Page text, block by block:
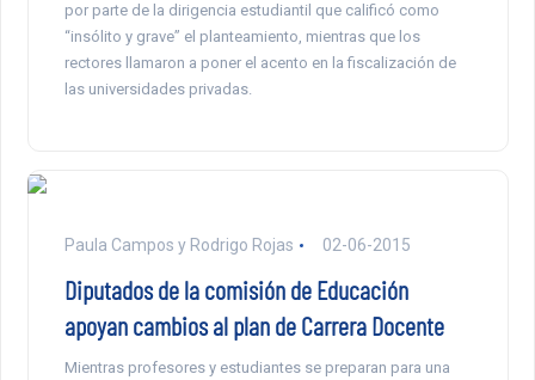
por parte de la dirigencia estudiantil que calificó como
“insólito y grave” el planteamiento, mientras que los
rectores llamaron a poner el acento en la fiscalización de
las universidades privadas.
Paula Campos y Rodrigo Rojas 02-06-2015
Diputados de la comisión de Educación
apoyan cambios al plan de Carrera Docente
Mientras profesores y estudiantes se preparan para una